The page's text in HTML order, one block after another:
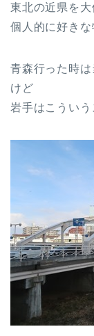
東北の近県を
個人的に好きな
青森行った時
けど
岩手はこういう